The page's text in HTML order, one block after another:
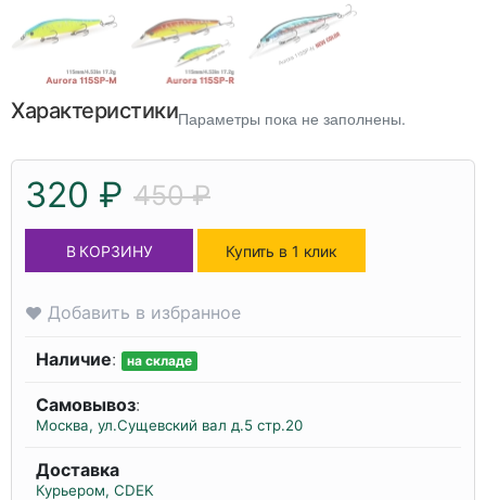
ХарактеристикиПараметры пока не заполнены.
320 ₽ 450 ₽
В КОРЗИНУ Купить в 1 клик
Добавить в избранное
Наличие: на складе
Самовывоз:
Москва, ул.Сущевский вал д.5 стр.20
Доставка
Курьером, CDEK